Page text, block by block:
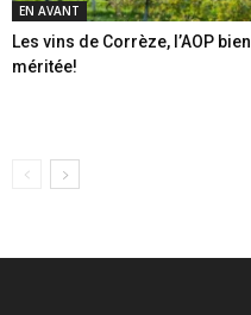
EN AVANT
Les vins de Corrèze, l’AOP bien
méritée!